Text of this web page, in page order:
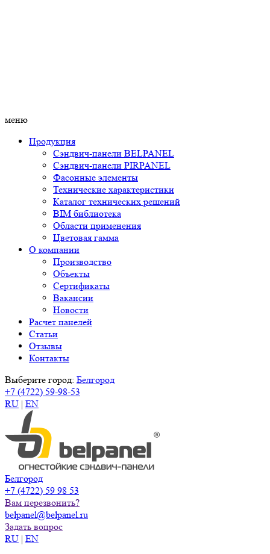
меню
Продукция
Сэндвич-панели BELPANEL
Сэндвич-панели PIRPANEL
Фасонные элементы
Технические характеристики
Каталог технических решений
BIM библиотека
Области применения
Цветовая гамма
О компании
Производство
Объекты
Сертификаты
Вакансии
Новости
Расчет панелей
Статьи
Отзывы
Контакты
Выберите город: Белгород
+7 (4722) 59-98-53
RU | EN
Белгород
+7 (4722) 59 98 53
Вам перезвонить?
belpanel@belpanel.ru
Задать вопрос
RU | EN